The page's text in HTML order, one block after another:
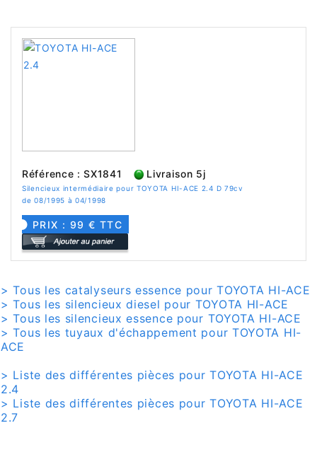
Référence : SX1841 Livraison 5j
Silencieux intermédiaire pour TOYOTA HI-ACE 2.4 D 79cv
de 08/1995 à 04/1998
PRIX : 99 € TTC
> Tous les catalyseurs essence pour TOYOTA HI-ACE
> Tous les silencieux diesel pour TOYOTA HI-ACE
> Tous les silencieux essence pour TOYOTA HI-ACE
> Tous les tuyaux d'échappement pour TOYOTA HI-
ACE
> Liste des différentes pièces pour TOYOTA HI-ACE
2.4
> Liste des différentes pièces pour TOYOTA HI-ACE
2.7